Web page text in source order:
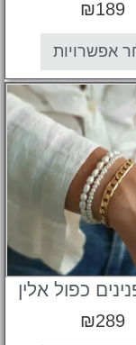
אלין